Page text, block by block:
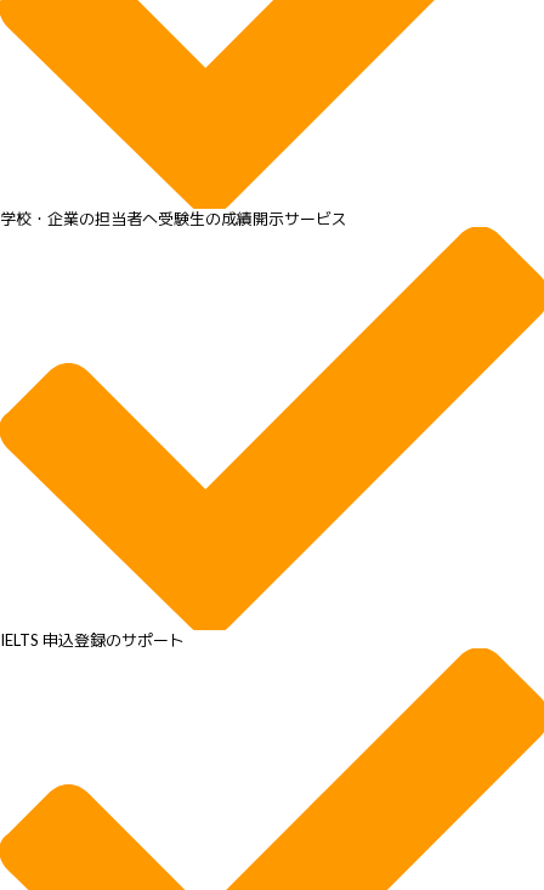
学校・企業の担当者へ受験生の成績開示サービス
IELTS 申込登録のサポート